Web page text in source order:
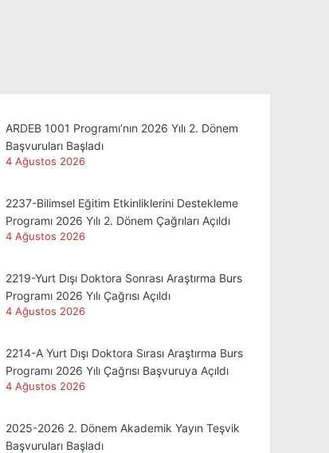
ARDEB 1001 Programı’nın 2026 Yılı 2. Dönem
Başvuruları Başladı
4 Ağustos 2026
2237-Bilimsel Eğitim Etkinliklerini Destekleme
Programı 2026 Yılı 2. Dönem Çağrıları Açıldı
4 Ağustos 2026
2219-Yurt Dışı Doktora Sonrası Araştırma Burs
Programı 2026 Yılı Çağrısı Açıldı
4 Ağustos 2026
2214-A Yurt Dışı Doktora Sırası Araştırma Burs
Programı 2026 Yılı Çağrısı Başvuruya Açıldı
4 Ağustos 2026
2025-2026 2. Dönem Akademik Yayın Teşvik
Başvuruları Başladı